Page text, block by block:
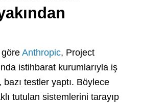
göre Anthropic, Project
istihbarat kurumlarıyla iş
testler yaptı. Böylece
tutulan sistemlerini tarayıp